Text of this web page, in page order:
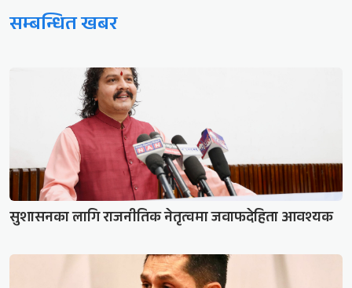
सम्बन्धित खबर
सुशासनका लागि राजनीतिक नेतृत्वमा जवाफदेहिता आवश्यक